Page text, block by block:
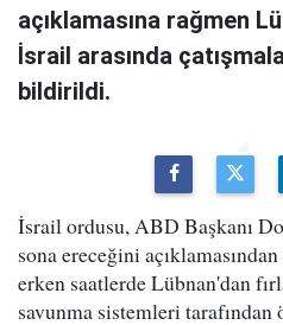
açıklamasına rağmen
İsrail arasında
bildirildi.
İsrail ordusu, ABD Başkanı
sona ereceğini
erken saatlerde Lübnan'dan
savunma sistemleri